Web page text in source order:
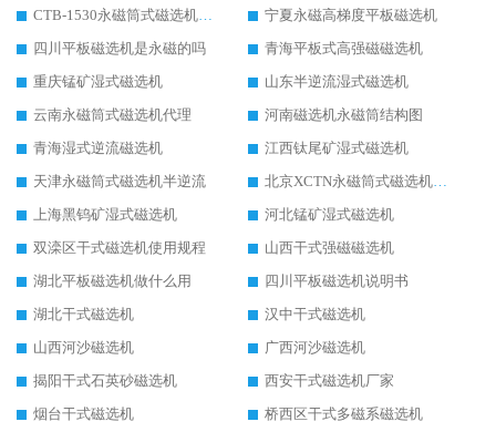
CTB-1530永磁筒式磁选机代理商
宁夏永磁高梯度平板磁选机
四川平板磁选机是永磁的吗
青海平板式高强磁磁选机
重庆锰矿湿式磁选机
山东半逆流湿式磁选机
云南永磁筒式磁选机代理
河南磁选机永磁筒结构图
青海湿式逆流磁选机
江西钛尾矿湿式磁选机
天津永磁筒式磁选机半逆流
北京XCTN永磁筒式磁选机磁块位置
上海黑钨矿湿式磁选机
河北锰矿湿式磁选机
双滦区干式磁选机使用规程
山西干式强磁磁选机
湖北平板磁选机做什么用
四川平板磁选机说明书
湖北干式磁选机
汉中干式磁选机
山西河沙磁选机
广西河沙磁选机
揭阳干式石英砂磁选机
西安干式磁选机厂家
烟台干式磁选机
桥西区干式多磁系磁选机